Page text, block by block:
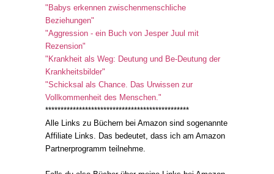
"Babys erkennen zwischenmenschliche
Beziehungen"
"Aggression - ein Buch von Jesper Juul mit
Rezension"
"Krankheit als Weg: Deutung und Be-Deutung der
Krankheitsbilder"
"Schicksal als Chance. Das Urwissen zur
Vollkommenheit des Menschen."
***********************************************
Alle Links zu Büchern bei Amazon sind sogenannte
Affiliate Links. Das bedeutet, dass ich am Amazon
Partnerprogramm teilnehme.